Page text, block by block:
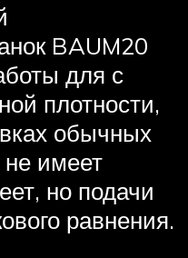
BAUM20
для с
плотности,
обычных
имеет
но подачи
равнения.